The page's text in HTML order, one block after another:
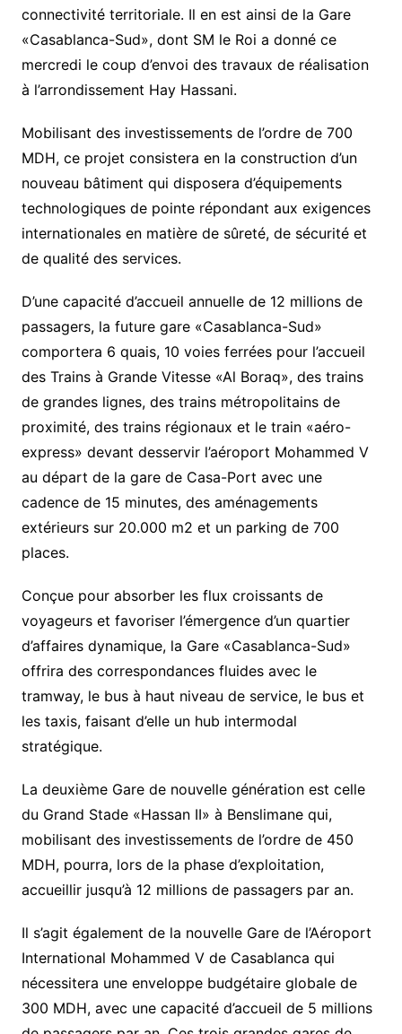
connectivité territoriale. Il en est ainsi de la Gare
«Casablanca-Sud», dont SM le Roi a donné ce
mercredi le coup d’envoi des travaux de réalisation
à l’arrondissement Hay Hassani.
Mobilisant des investissements de l’ordre de 700
MDH, ce projet consistera en la construction d’un
nouveau bâtiment qui disposera d’équipements
technologiques de pointe répondant aux exigences
internationales en matière de sûreté, de sécurité et
de qualité des services.
D’une capacité d’accueil annuelle de 12 millions de
passagers, la future gare «Casablanca-Sud»
comportera 6 quais, 10 voies ferrées pour l’accueil
des Trains à Grande Vitesse «Al Boraq», des trains
de grandes lignes, des trains métropolitains de
proximité, des trains régionaux et le train «aéro-
express» devant desservir l’aéroport Mohammed V
au départ de la gare de Casa-Port avec une
cadence de 15 minutes, des aménagements
extérieurs sur 20.000 m2 et un parking de 700
places.
Conçue pour absorber les flux croissants de
voyageurs et favoriser l’émergence d’un quartier
d’affaires dynamique, la Gare «Casablanca-Sud»
offrira des correspondances fluides avec le
tramway, le bus à haut niveau de service, le bus et
les taxis, faisant d’elle un hub intermodal
stratégique.
La deuxième Gare de nouvelle génération est celle
du Grand Stade «Hassan II» à Benslimane qui,
mobilisant des investissements de l’ordre de 450
MDH, pourra, lors de la phase d’exploitation,
accueillir jusqu’à 12 millions de passagers par an.
Il s’agit également de la nouvelle Gare de l’Aéroport
International Mohammed V de Casablanca qui
nécessitera une enveloppe budgétaire globale de
300 MDH, avec une capacité d’accueil de 5 millions